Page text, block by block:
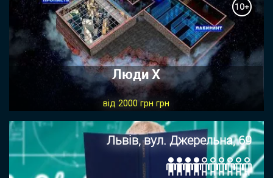
10+
Люди Х
від 2000 грн грн
Львів, вул. Джерельна, 69